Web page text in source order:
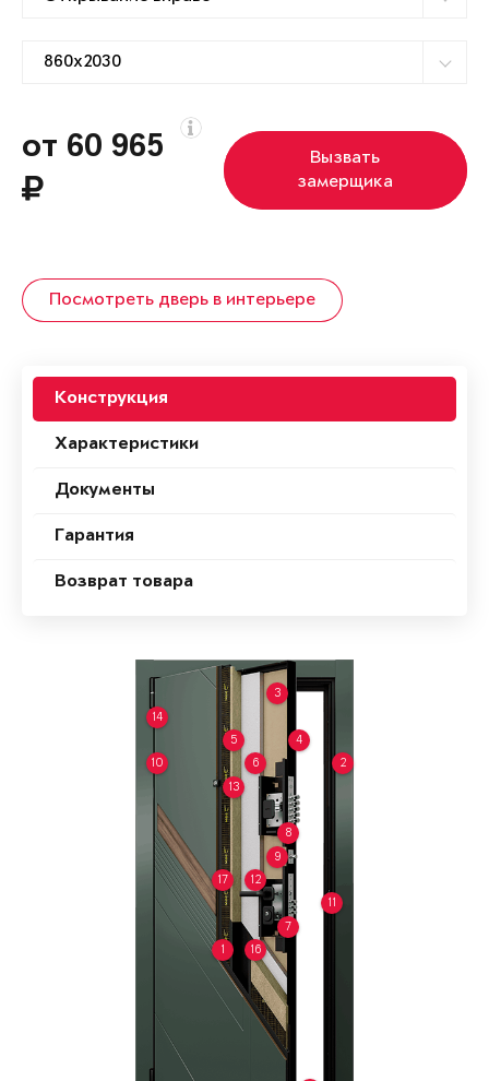
от 60 965
Вызвать
замерщика
Посмотреть дверь в интерьере
Конструкция
Характеристики
Документы
Гарантия
Возврат товара
1
2
3
4
5
6
7
8
9
10
11
12
13
14
16
17